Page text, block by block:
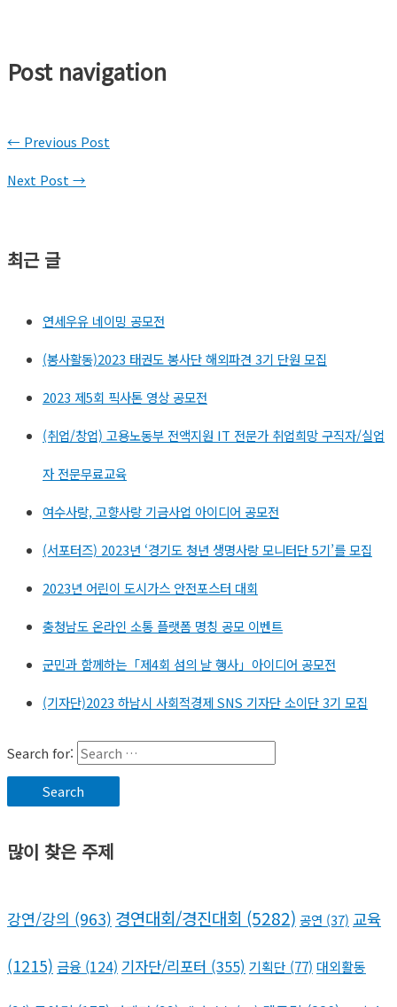
최근 글
연세우유 네이밍 공모전
(봉사활동)2023 태권도 봉사단 해외파견 3기 단원 모집
2023 제5회 픽사톤 영상 공모전
(취업/창업) 고용노동부 전액지원 IT 전문가 취업희망 구직자/실업
자 전문무료교육​
여수사랑, 고향사랑 기금사업 아이디어 공모전
(서포터즈) 2023년 ‘경기도 청년 생명사랑 모니터단 5기’를 모집
2023년 어린이 도시가스 안전포스터 대회
충청남도 온라인 소통 플랫폼 명칭 공모 이벤트
군민과 함께하는「제4회 섬의 날 행사」아이디어 공모전
(기자단)2023 하남시 사회적경제 SNS 기자단 소이단 3기 모집
Search for:
많이 찾은 주제
강연/강의 (963) 경연대회/경진대회 (5282) 공연 (37) 교육
(1215) 금융 (124) 기자단/리포터 (355) 기획단 (77) 대외활동
Post navigation
← Previous Post
Next Post→